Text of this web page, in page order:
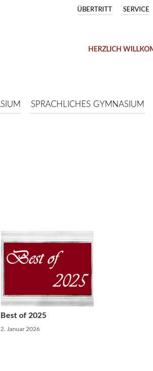
SERVICE
ÜBERTRITT
HERZLICH
SPRACHLICHES GYMNASIUM
Best of 2025
2. Januar 2026